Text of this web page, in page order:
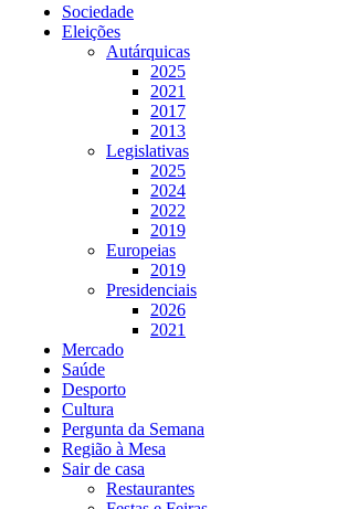
Sociedade
Eleições
Autárquicas
2025
2021
2017
2013
Legislativas
2025
2024
2022
2019
Europeias
2019
Presidenciais
2026
2021
Mercado
Saúde
Desporto
Cultura
Pergunta da Semana
Região à Mesa
Sair de casa
Restaurantes